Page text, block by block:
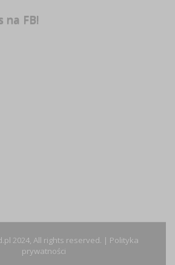
na FB!
2024, All rights reserved. | Polityka
prywatności